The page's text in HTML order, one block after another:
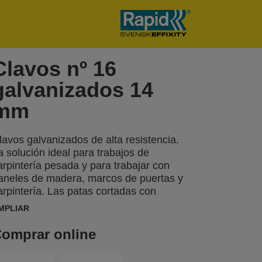
nº 16
14
galvanizados de alta resistencia.
solución ideal para trabajos de
pesada y para trabajar con
de madera, marcos de puertas y
Las patas cortadas con
optimizan la penetración en el
online